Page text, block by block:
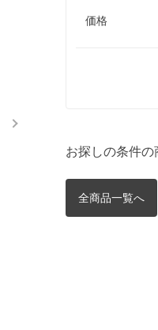
価格
お探しの条件の
全商品一覧へ